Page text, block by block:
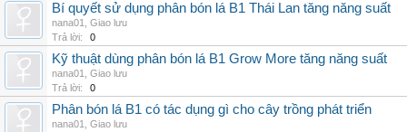
Bí quyết sử dụng phân bón lá B1 Thái Lan tăng năng suất
nana01
Giao lưu
Trả lời:
0
Kỹ thuật dùng phân bón lá B1 Grow More tăng năng suất
nana01
Giao lưu
Trả lời:
0
Phân bón lá B1 có tác dụng gì cho cây trồng phát triển
nana01
Giao lưu